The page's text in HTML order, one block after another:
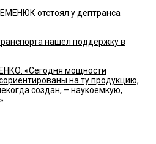
отстоял у дептранса
нашел поддержку в
«Сегодня мощности
на ту продукцию,
создан, – наукоемкую,